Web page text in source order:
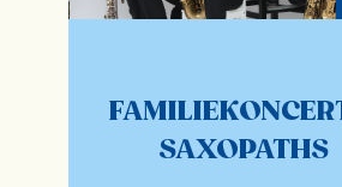
SAXOPATHS